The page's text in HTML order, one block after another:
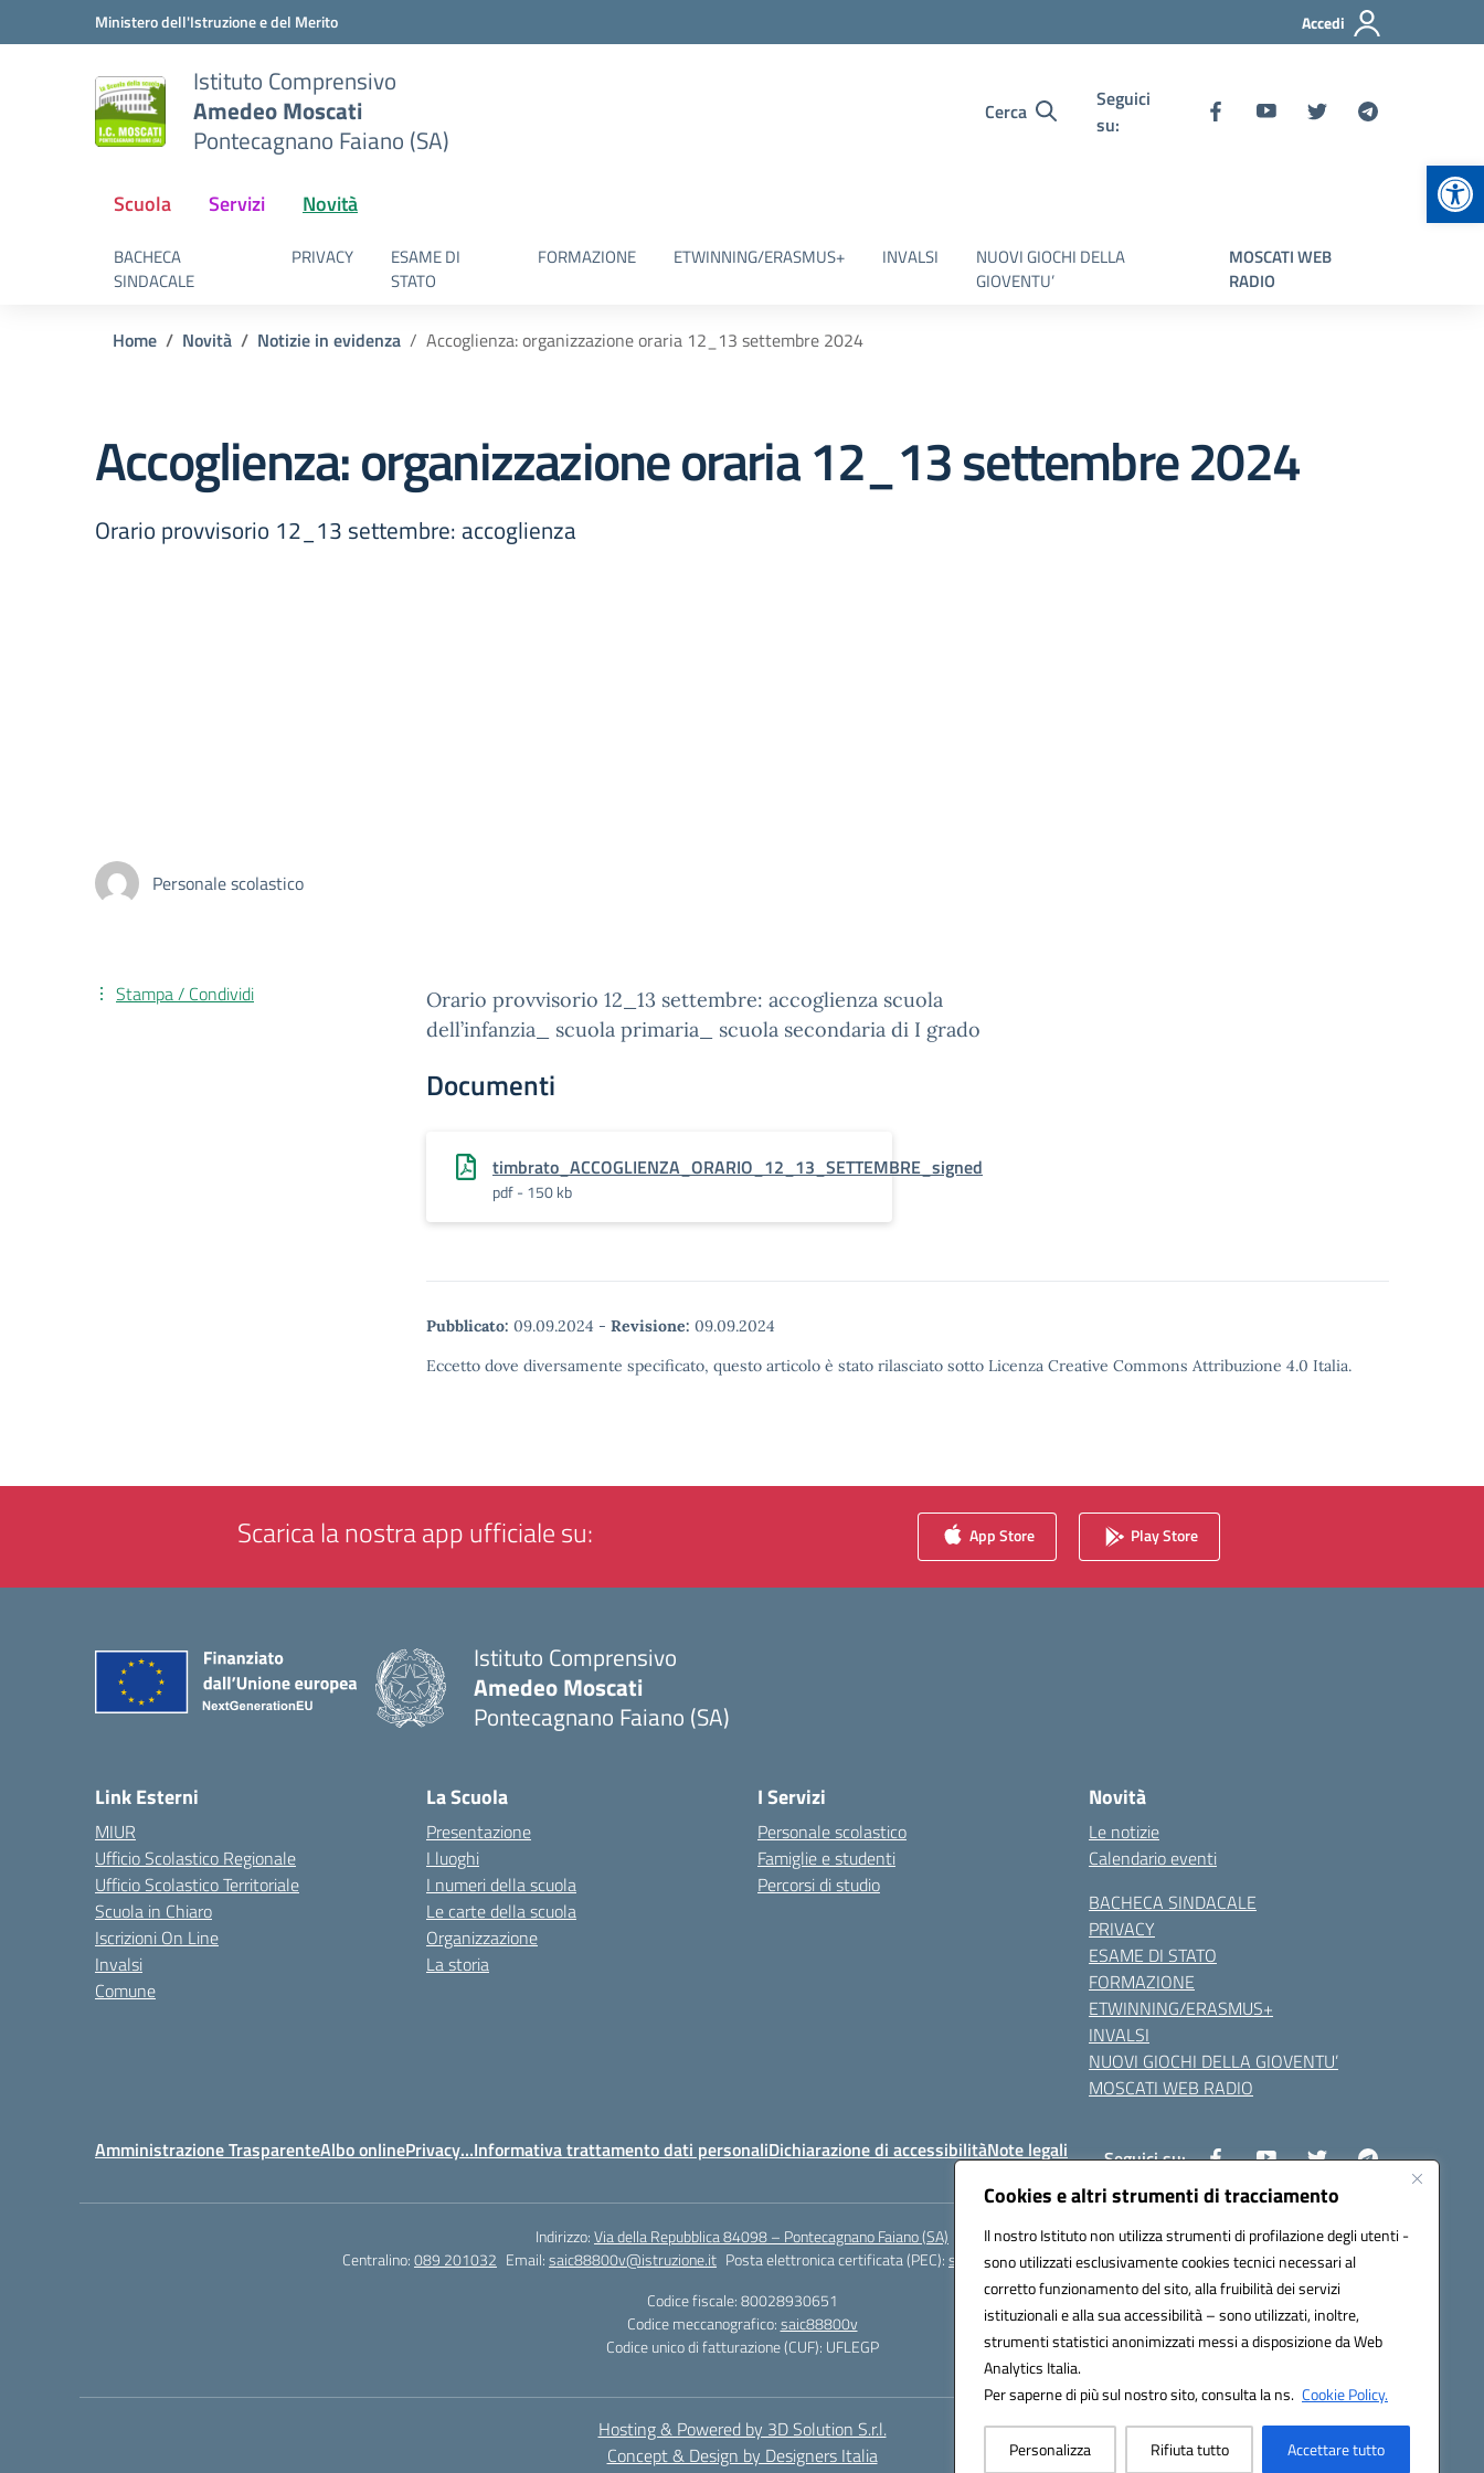
Cookies e altri strumenti di tracciamento
Il nostro Istituto non utilizza strumenti di profilazione degli utenti -
sono utilizzati esclusivamente cookies tecnici necessari al
corretto funzionamento del sito, alla fruibilità dei servizi
istituzionali e alla sua accessibilità – sono utilizzati, inoltre,
strumenti statistici anonimizzati messi a disposizione da Web
Analytics Italia.
Per saperne di più sul nostro sito, consulta la ns. Cookie Policy.
Personalizza Rifiuta tutto Accettare tutto
Vai ai contenuti
Vai al menu di navigazioneMinistero dell'Istruzione e del Merito Accedi
Istituto Comprensivo
Amedeo Moscati
Pontecagnano Faiano (SA)
Cerca
Seguici
su:
Scuola Servizi Novità
BACHECA
SINDACALE
PRIVACY
ESAME DI
STATO
FORMAZIONE ETWINNING/ERASMUS+ INVALSI
NUOVI GIOCHI DELLA
GIOVENTU’
MOSCATI WEB
RADIO
Home Novità Notizie in evidenza Accoglienza: organizzazione oraria 12_13 settembre 2024
Accoglienza: organizzazione oraria 12_13 settembre 2024
Orario provvisorio 12_13 settembre: accoglienza
Personale scolastico
Orario provvisorio 12_13 settembre: accoglienza scuola
dell’infanzia_ scuola primaria_ scuola secondaria di I grado
Documenti
timbrato_ACCOGLIENZA_ORARIO_12_13_SETTEMBRE_signed
pdf - 150 kb
Pubblicato: 09.09.2024 - Revisione: 09.09.2024
Eccetto dove diversamente specificato, questo articolo è stato rilasciato sotto Licenza Creative Commons Attribuzione 4.0 Italia.
Stampa / Condividi
Scarica la nostra app ufficiale su: App Store Play Store
Istituto Comprensivo
Amedeo Moscati
Pontecagnano Faiano (SA)
Link Esterni
MIUR
Ufficio Scolastico Regionale
Ufficio Scolastico Territoriale
Scuola in Chiaro
Iscrizioni On Line
Invalsi
Comune
La Scuola
Presentazione
I luoghi
I numeri della scuola
Le carte della scuola
Organizzazione
La storia
I Servizi
Personale scolastico
Famiglie e studenti
Percorsi di studio
Novità
Le notizie
Calendario eventi
BACHECA SINDACALE
PRIVACY
ESAME DI STATO
FORMAZIONE
ETWINNING/ERASMUS+
INVALSI
NUOVI GIOCHI DELLA GIOVENTU’
MOSCATI WEB RADIO
Amministrazione TrasparenteAlbo onlinePrivacy…Informativa trattamento dati personaliDichiarazione di accessibilitàNote legali Seguici su:
Indirizzo:Via della Repubblica 84098 – Pontecagnano Faiano (SA)
Centralino:089 201032 Email:saic88800v@istruzione.it Posta elettronica certificata (PEC):saic88800v@pec.istruzione.it
Codice fiscale: 80028930651
Codice meccanografico:saic88800v
Codice unico di fatturazione (CUF): UFLEGP
Hosting & Powered by 3D Solution S.r.l.
Concept & Design by Designers Italia